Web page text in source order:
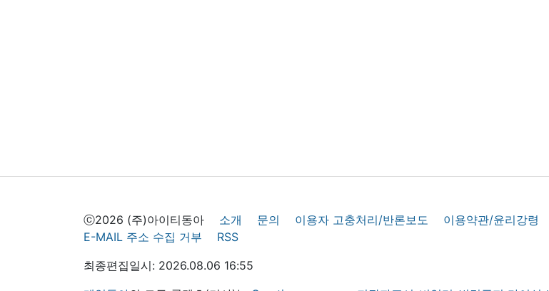
ⓒ2026 (주)아이티동아 소개 문의 이용자 고충처리/반론보도 이용약관/윤리강령
E-MAIL 주소 수집 거부
RSS
최종편집일시: 2026.08.06 16:55